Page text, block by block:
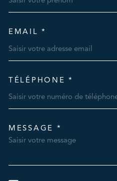
EMAIL *
TÉLÉPHONE *
MESSAGE *